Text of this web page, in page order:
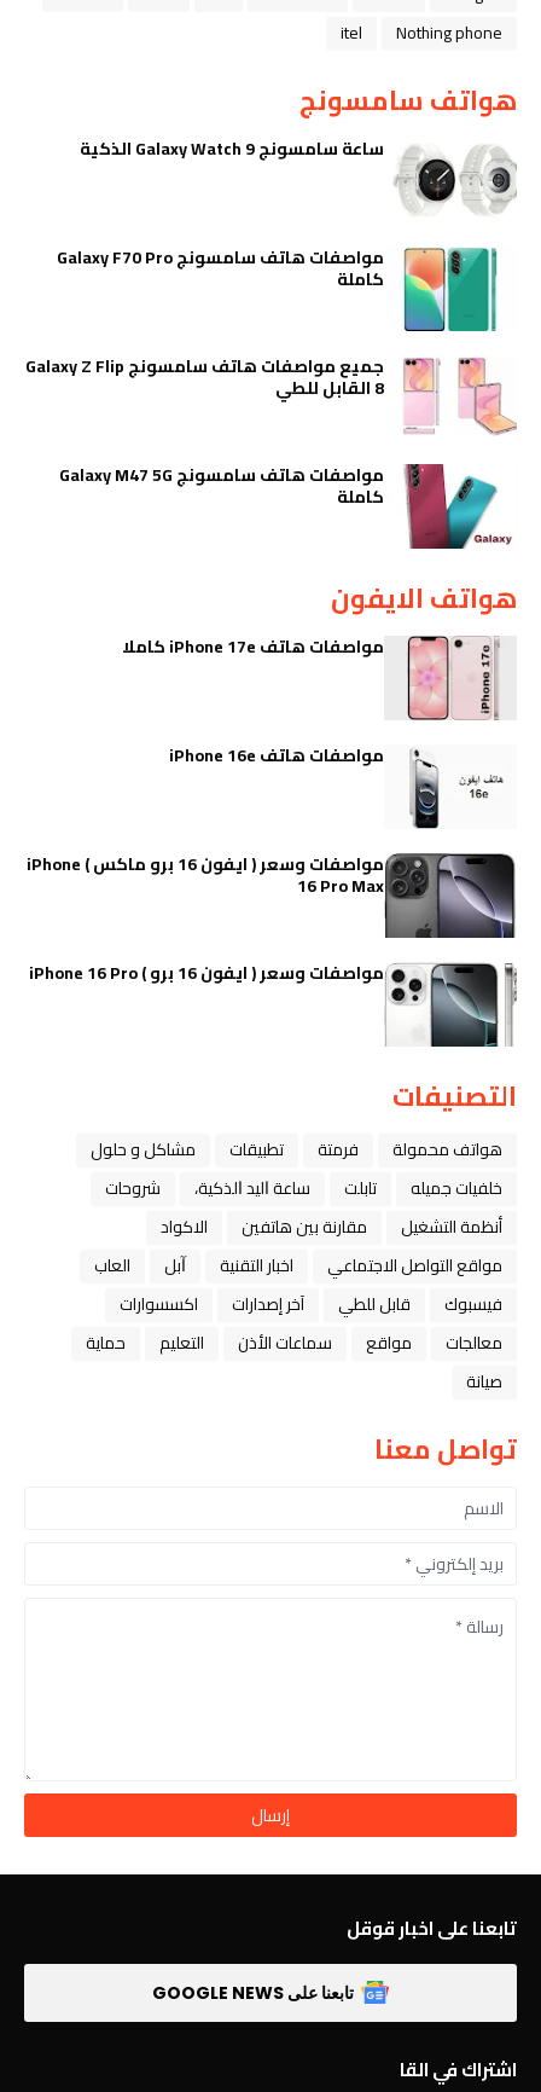
Nothing phone
itel
هواتف سامسونج
ساعة سامسونج Galaxy Watch 9 الذكية
مواصفات هاتف سامسونج Galaxy F70 Pro
كاملة
جميع مواصفات هاتف سامسونج Galaxy Z Flip
8 القابل للطي
مواصفات هاتف سامسونج Galaxy M47 5G
كاملة
هواتف الايفون
مواصفات هاتف iPhone 17e كاملا
مواصفات هاتف iPhone 16e
مواصفات وسعر ( ايفون 16 برو ماكس ) iPhone
16 Pro Max
مواصفات وسعر ( ايفون 16 برو ) iPhone 16 Pro
التصنيفات
هواتف محمولة فرمتة تطبيقات
مشاكل و حلول
خلفيات جميله
تابلت ﺳﺎﻋﺔ ﺍﻟﻴﺪ ﺍﻟﺬﻛﻴﺔ،
شروحات
أنظمة التشغيل
مقارنة بين هاتفين
الاكواد
مواقع التواصل الاجتماعي
اخبار التقنية ﺁﺑﻞ
العاب
فيسبوك
قابل للطي آخر إصدارات
اكسسوارات
معالجات
مواقع سماعات الأذن التعليم
حماية
صيانة
تواصل معنا
تابعنا على اخبار قوقل
تابعنا على GOOGLE NEWS
اشتراك في القا